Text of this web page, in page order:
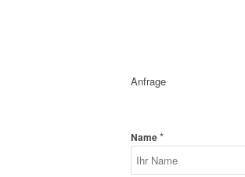
Anfrage
Name*